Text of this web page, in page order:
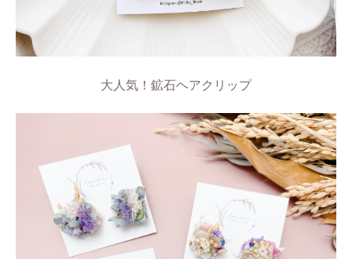
大人気！鉱石ヘアクリップ